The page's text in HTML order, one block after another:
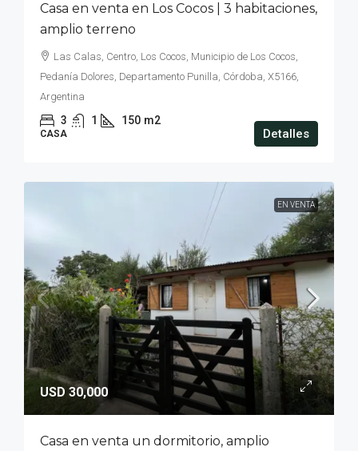
Casa en venta en Los Cocos | 3 habitaciones,
amplio terreno
Las Calas, Centro, Los Cocos, Municipio de Los Cocos,
Pedanía Dolores, Departamento Punilla, Córdoba, X5166,
Argentina
3 1 150 m2
CASA Detalles
EN VENTA
USD 30,000
Casa en venta un dormitorio, amplio